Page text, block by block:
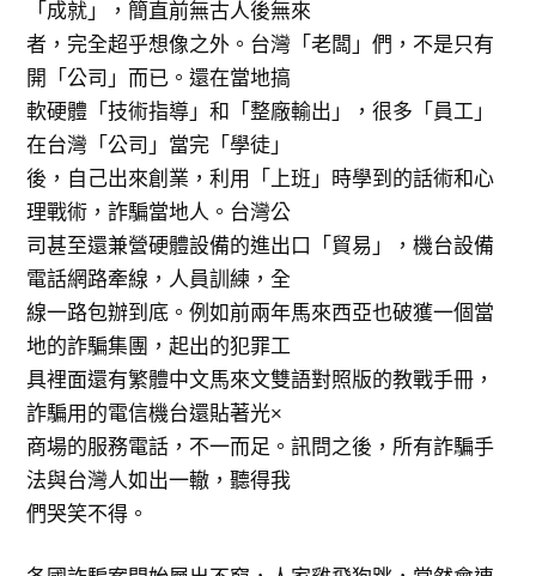
「成就」，簡直前無古人後無來
者，完全超乎想像之外。台灣「老闆」們，不是只有
開「公司」而已。還在當地搞
軟硬體「技術指導」和「整廠輸出」，很多「員工」
在台灣「公司」當完「學徒」
後，自己出來創業，利用「上班」時學到的話術和心
理戰術，詐騙當地人。台灣公
司甚至還兼營硬體設備的進出口「貿易」，機台設備
電話網路牽線，人員訓練，全
線一路包辦到底。例如前兩年馬來西亞也破獲一個當
地的詐騙集團，起出的犯罪工
具裡面還有繁體中文馬來文雙語對照版的教戰手冊，
詐騙用的電信機台還貼著光×
商場的服務電話，不一而足。訊問之後，所有詐騙手
法與台灣人如出一轍，聽得我
們哭笑不得。